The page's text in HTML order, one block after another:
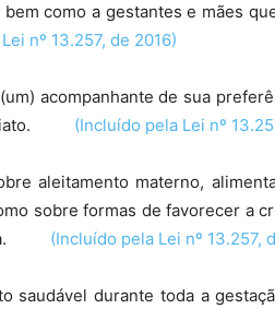
como a gestantes e mães
nº 13.257, de 2016)
acompanhante de sua
(Incluído pela Lei nº
aleitamento materno,
sobre formas de favorecer a
(Incluído pela Lei nº 13.257,
durante toda a